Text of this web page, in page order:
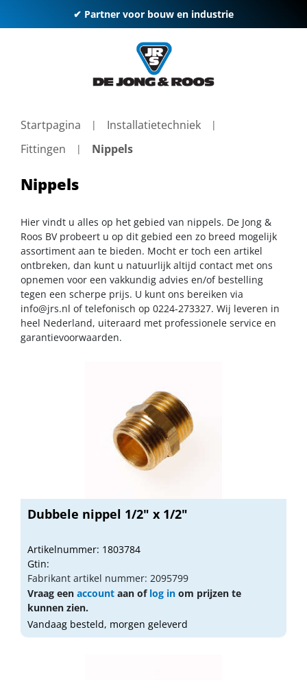
✔ Partner voor bouw en industrie
Startpagina
Installatietechniek
Fittingen
Nippels
Nippels
Hier vindt u alles op het gebied van nippels. De Jong &
Roos BV probeert u op dit gebied een zo breed mogelijk
assortiment aan te bieden. Mocht er toch een artikel
ontbreken, dan kunt u natuurlijk altijd contact met ons
opnemen voor een vakkundig advies en/of bestelling
tegen een scherpe prijs. U kunt ons bereiken via
info@jrs.nl of telefonisch op 0224-273327. Wij leveren in
heel Nederland, uiteraard met professionele service en
garantievoorwaarden.
Dubbele nippel 1/2" x 1/2"
Artikelnummer: 1803784
Gtin:
Fabrikant artikel nummer: 2095799
Vraag een account aan of log in om prijzen te
kunnen zien.
Vandaag besteld, morgen geleverd